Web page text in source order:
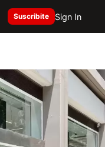
Suscribite Sign In